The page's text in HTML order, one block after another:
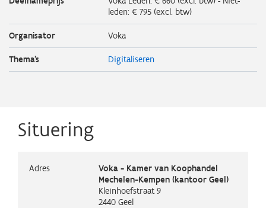
leden: € 795 (excl. btw)
Organisator Voka
Thema's Digitaliseren
Situering
Adres
Voka - Kamer van Koophandel
Mechelen-Kempen (kantoor Geel)
Kleinhoefstraat 9
2440 Geel